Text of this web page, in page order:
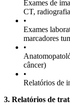
Exames de
CT,
•
Exames
marcadores
•
câncer)
•
Relatórios de
3. Relatórios de